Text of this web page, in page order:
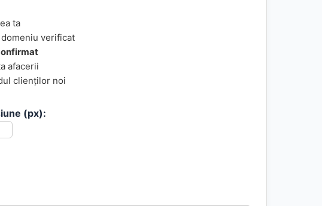
ta
verificat
afacerii
clienților noi
(px):